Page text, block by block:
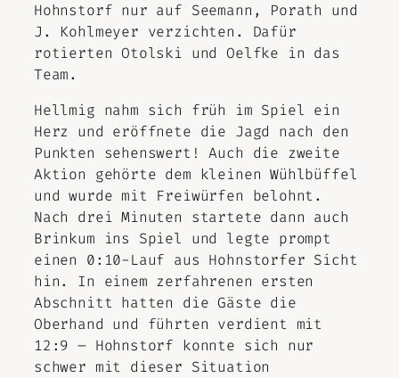
Hohnstorf nur auf Seemann, Porath und
J. Kohlmeyer verzichten. Dafür
rotierten Otolski und Oelfke in das
Team.
Hellmig nahm sich früh im Spiel ein
Herz und eröffnete die Jagd nach den
Punkten sehenswert! Auch die zweite
Aktion gehörte dem kleinen Wühlbüffel
und wurde mit Freiwürfen belohnt.
Nach drei Minuten startete dann auch
Brinkum ins Spiel und legte prompt
einen 0:10-Lauf aus Hohnstorfer Sicht
hin. In einem zerfahrenen ersten
Abschnitt hatten die Gäste die
Oberhand und führten verdient mit
12:9 – Hohnstorf konnte sich nur
schwer mit dieser Situation